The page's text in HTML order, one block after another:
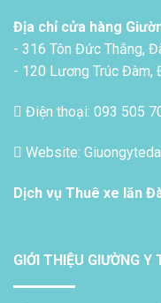
Địa chỉ cửa hàng
- 316 Tôn Đức Thắng,
- 120 Lương Trúc Đàm,
Điện thoại: 093 505
Website:
Dịch vụ Thuê xe lăn
GIỚI THIỆU GIƯỜNG Y